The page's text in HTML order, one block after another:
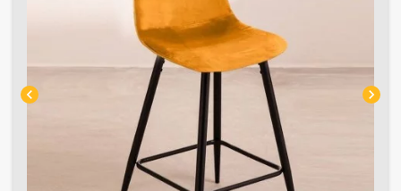
chevron_left chevron_right